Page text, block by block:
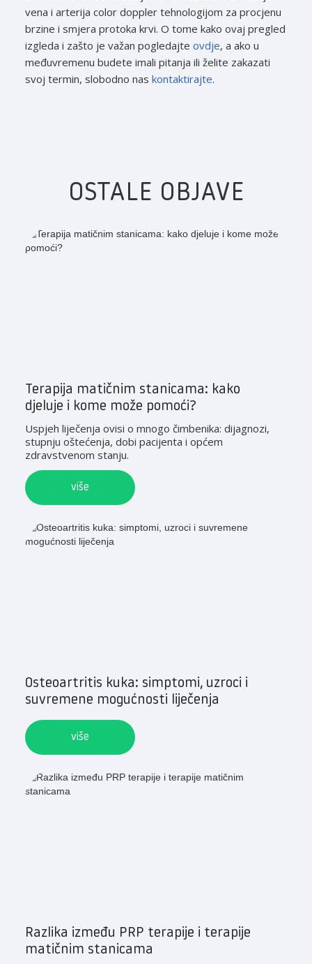
vena i arterija color doppler tehnologijom za procjenu
brzine i smjera protoka krvi. O tome kako ovaj pregled
izgleda i zašto je važan pogledajte ovdje, a ako u
međuvremenu budete imali pitanja ili želite zakazati
svoj termin, slobodno nas kontaktirajte.
OSTALE OBJAVE
Terapija matičnim stanicama: kako
djeluje i kome može pomoći?
Uspjeh liječenja ovisi o mnogo čimbenika: dijagnozi,
stupnju oštećenja, dobi pacijenta i općem
zdravstvenom stanju.
više
Osteoartritis kuka: simptomi, uzroci i
suvremene mogućnosti liječenja
više
Razlika između PRP terapije i terapije
matičnim stanicama